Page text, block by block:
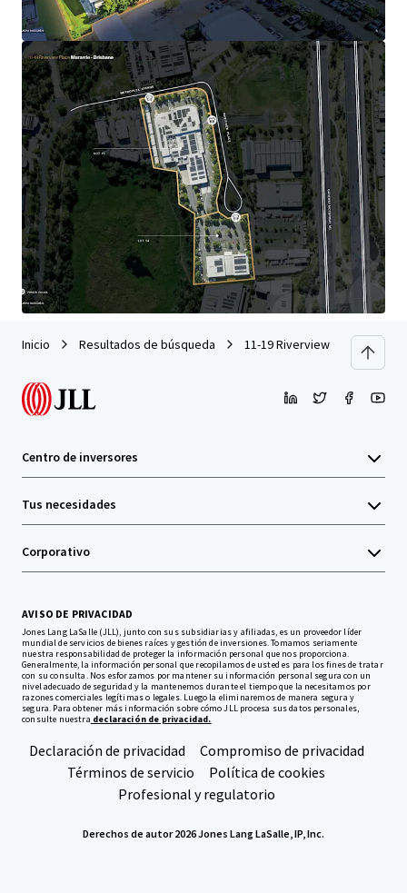
Financiamiento JLL
Nos asociamos con inversores para estructurar una
financiación más inteligente y optimizar el rendimiento
de tu cartera. Contáctanos y descubre, junto a nuestro
equipo, una forma mejor de conseguirlo.
Aprender más
Última actualización May 29, 2026
Inicio Resultados de búsqueda 11-19 Riverview Place,
Centro de inversores
Tus necesidades
Corporativo
AVISO DE PRIVACIDAD
Jones Lang LaSalle (JLL), junto con sus subsidiarias y afiliadas, es un proveedor líder
mundial de servicios de bienes raíces y gestión de inversiones. Tomamos seriamente
nuestra responsabilidad de proteger la información personal que nos proporciona.
Generalmente, la información personal que recopilamos de usted es para los fines de tratar
con su consulta. Nos esforzamos por mantener su información personal segura con un
nivel adecuado de seguridad y la mantenemos durante el tiempo que la necesitamos por
razones comerciales legítimas o legales. Luego la eliminaremos de manera segura y
segura. Para obtener más información sobre cómo JLL procesa sus datos personales,
consulte nuestra declaración de privacidad.
Declaración de privacidad
Compromiso de privacidad
Términos de servicio
Política de cookies
Profesional y regulatorio
Derechos de autor 2026 Jones Lang LaSalle, IP, Inc.